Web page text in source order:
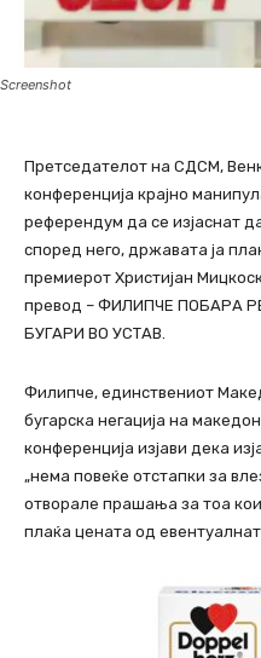
Screenshot
Претседателот на СДСМ,
конференција крајно
референдум да се изјаснат
според него, државата ја
премиерот Христијан
превод – ФИЛИПЧЕ ПОБАРА
БУГАРИ ВО УСТАВ.
Филипче, единствениот
бугарска негација на
конференција изјави дека
„нема повеќе отстапки за
отворале прашања за тоа кои
плаќа цената од